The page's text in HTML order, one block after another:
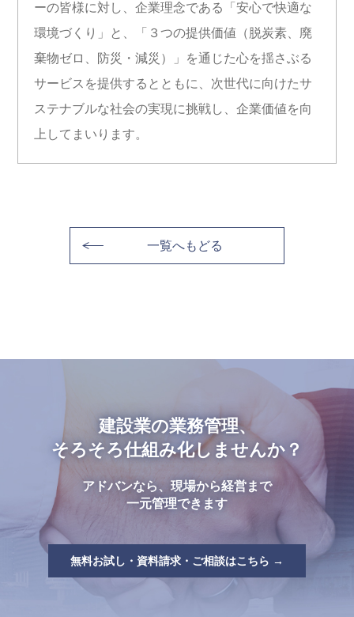
ーの皆様に対し、企業理念である「安心で快適な
環境づくり」と、「３つの提供価値（脱炭素、廃
棄物ゼロ、防災・減災）」を通じた心を揺さぶる
サービスを提供するとともに、次世代に向けたサ
ステナブルな社会の実現に挑戦し、企業価値を向
上してまいります。
一覧へもどる
建設業の業務管理、
そろそろ仕組み化しませんか？
アドバンなら、現場から経営まで
一元管理できます
無料お試し・資料請求・ご相談はこちら →